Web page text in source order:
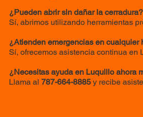
¿Pueden abrir sin dañar la cerradura?
Sí, abrimos utilizando herramientas
¿Atienden emergencias en cualquier
Sí, ofrecemos asistencia continua en
¿Necesitas ayuda en Luquillo ahora
Llama al787-664-8885 y recibe